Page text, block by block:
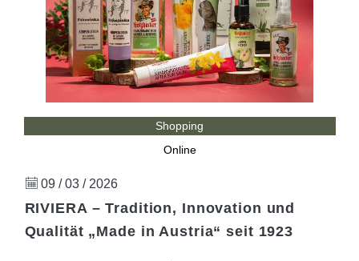
Shopping
Online
09 / 03 / 2026
RIVIERA – Tradition, Innovation und
Qualität „Made in Austria“ seit 1923